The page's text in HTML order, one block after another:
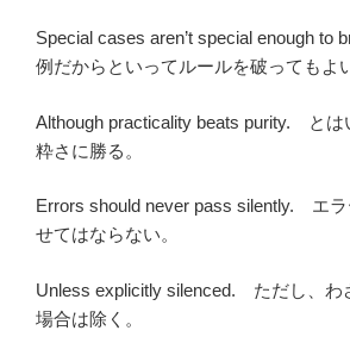
Special cases aren’t special enough
例だからといってルールを破ってもよ
Although practicality beats purity. とは
粋さに勝る。
Errors should never pass silently. エラ
せてはならない。
Unless explicitly silenced. ただし、わ
場合は除く。